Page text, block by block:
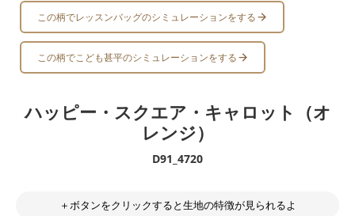
この柄でレッスンバッグのシミュレーションをする
この柄でこども甚平のシミュレーションをする
ハッピー・スクエア・キャロット（オ
レンジ）
D91_4720
＋ボタンをクリックすると生地の特徴が見られるよ